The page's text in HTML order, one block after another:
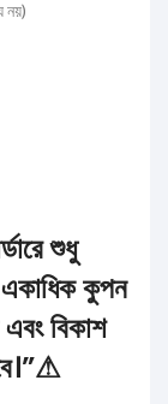
নয়)
শুধু
কুপন
বিকাশ